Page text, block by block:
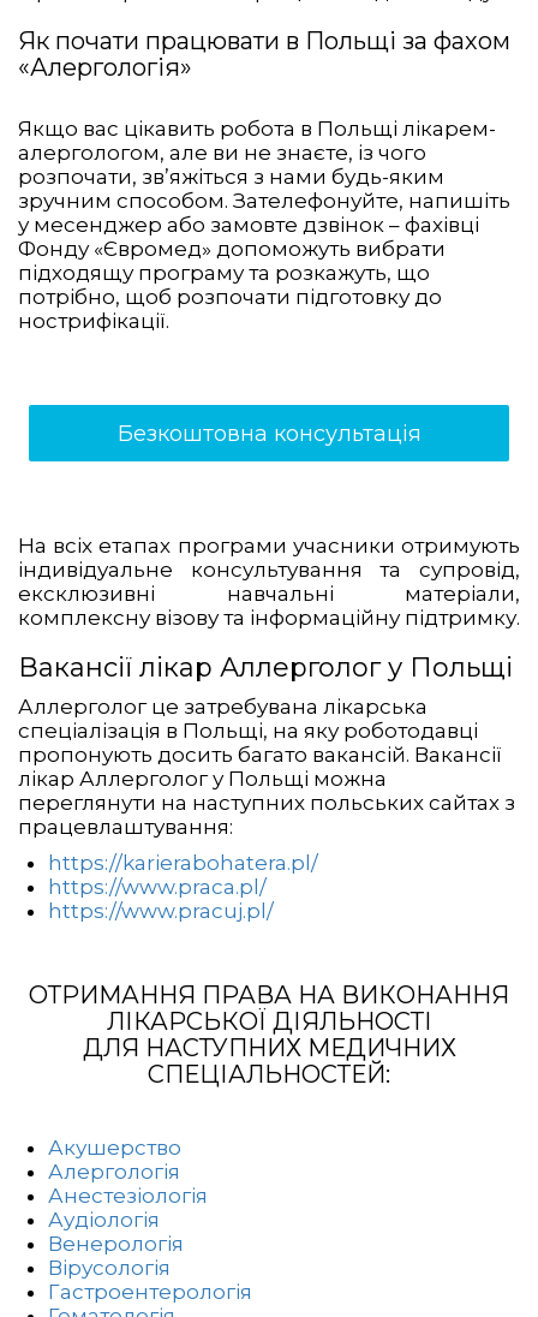
Як почати працювати в Польщі за фахом
«Алергологія»
Якщо вас цікавить робота в Польщі лікарем-
алергологом, але ви не знаєте, із чого
розпочати, зв’яжіться з нами будь-яким
зручним способом. Зателефонуйте, напишіть
у месенджер або замовте дзвінок – фахівці
Фонду «Євромед» допоможуть вибрати
підходящу програму та розкажуть, що
потрібно, щоб розпочати підготовку до
нострифікації.
Безкоштовна консультація
На всіх етапах програми учасники отримують
індивідуальне консультування та супровід,
ексклюзивні навчальні матеріали,
комплексну візову та інформаційну підтримку.
Вакансії лікар Аллерголог у Польщі
Аллерголог це затребувана лікарська
спеціалізація в Польщі, на яку роботодавці
пропонують досить багато вакансій. Вакансії
лікар Аллерголог у Польщі можна
переглянути на наступних польських сайтах з
працевлаштування:
https://karierabohatera.pl/
https://www.praca.pl/
https://www.pracuj.pl/
ОТРИМАННЯ ПРАВА НА ВИКОНАННЯ
ЛІКАРСЬКОЇ ДІЯЛЬНОСТІ
ДЛЯ НАСТУПНИХ МЕДИЧНИХ
СПЕЦІАЛЬНОСТЕЙ:
Акушерство
Алергологія
Анестезіологія
Аудіологія
Венерологія
Вірусологія
Гастроентерологія